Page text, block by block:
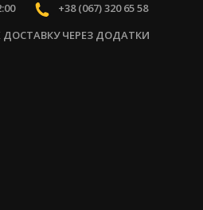
+38 (067) 320 65 58
ЧЕРЕЗ ДОДАТКИ